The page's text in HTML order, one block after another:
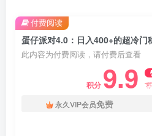
此内容为付费阅读，请付费后查看
积分 9.9
永久VIP会员免费
付费阅读